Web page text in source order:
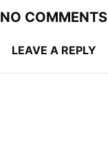
NO COMMENTS
LEAVE A REPLY